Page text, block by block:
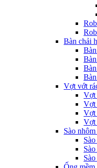
Bàn chải
Vợt vớt
Vợt
Vợt
Vợt
Vợt
Sào